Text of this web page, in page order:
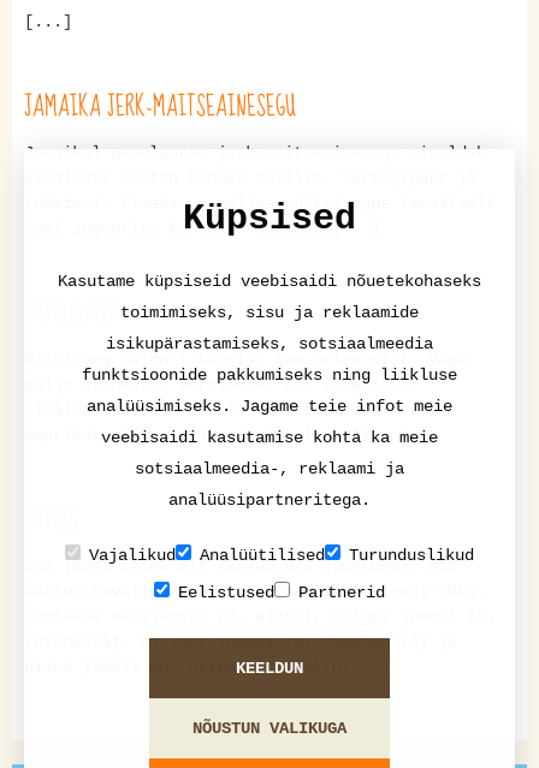
[...]
JAMAIKA JERK-MAITSEAINESEGU
Jamaikal populaarne jerk-maitseainesegu sisaldab
tüümiani. Lisaks on selles vürtsisegus tavaliselt
veel ingverit, kaneeli, muskaati[...]
palju erinevaid versioone, ent tavaliselt
sisaldab lisaks riisile tomatit, sibulat,
paprikat, liha, selgrootuid, linnuliha jne.
Iga jamsi taime all kasvab üks juurmugul, mis
kaalub tavaliselt 4-8kg, erandlikult isegi 50kg.
rotundata), kollast jammsi (D. cayenensis) ja
hiina jamssi ehk hiina kartulit(D[...]
Küpsised
Kasutame küpsiseid veebisaidi nõuetekohaseks
toimimiseks, sisu ja reklaamide
isikupärastamiseks, sotsiaalmeedia
funktsioonide pakkumiseks ning liikluse
analüüsimiseks. Jagame teie infot meie
veebisaidi kasutamise kohta ka meie
sotsiaalmeedia-, reklaami ja
analüüsipartneritega.
Vajalikud Analüütilised
Turunduslikud
Eelistused
Partnerid
KEELDUN
NÕUSTUN VALIKUGA